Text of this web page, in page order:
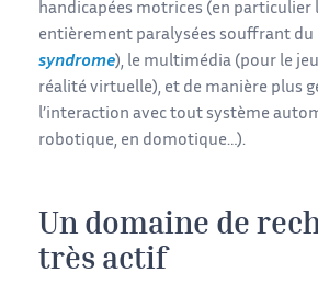
handicapées motrices (en particulier
entièrement paralysées souffrant du
syndrome), le multimédia (pour le
réalité virtuelle), et de manière plus
l’interaction avec tout système
robotique, en domotique…).
Un domaine de
très actif